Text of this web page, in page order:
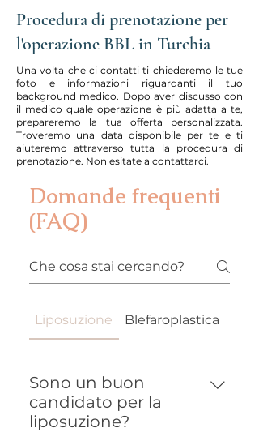
Procedura di prenotazione per
l'operazione BBL in Turchia
Una volta che ci contatti ti chiederemo le tue
foto e informazioni riguardanti il tuo
background medico. Dopo aver discusso con
il medico quale operazione è più adatta a te,
prepareremo la tua offerta personalizzata.
Troveremo una data disponibile per te e ti
aiuteremo attraverso tutta la procedura di
prenotazione. Non esitate a contattarci.
Domande frequenti
(FAQ)
Liposuzione Blefaroplastica
Sono un buon
candidato per la
liposuzione?